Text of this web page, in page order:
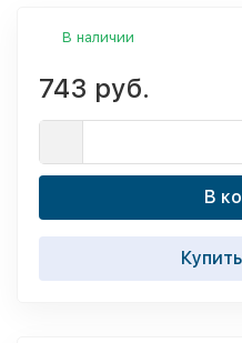
В наличии
743 руб.
В